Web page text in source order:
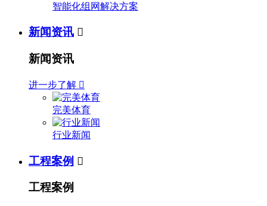
智能化组网解决方案
新闻资讯 
新闻资讯
进一步了解 
完美体育
行业新闻
工程案例 
工程案例